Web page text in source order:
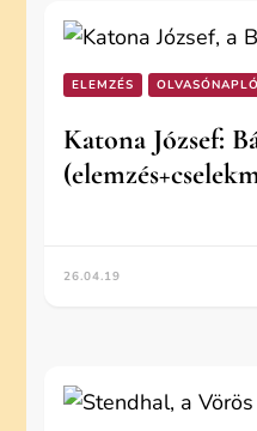
ELEMZÉS OLVASÓNAPLÓ
Katona József:
26.04.19